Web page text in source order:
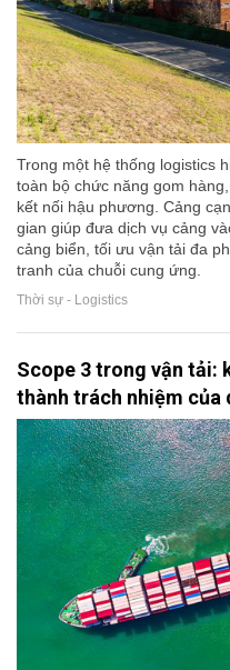
Trong một hệ thống logistics
toàn bộ chức năng gom
kết nối hậu phương. Cảng
gian giúp đưa dịch vụ cảng
cảng biển, tối ưu vận tải đa
tranh của chuỗi cung ứng.
Thời sự - Logistics
Scope 3 trong vận tải:
thành trách nhiệm của